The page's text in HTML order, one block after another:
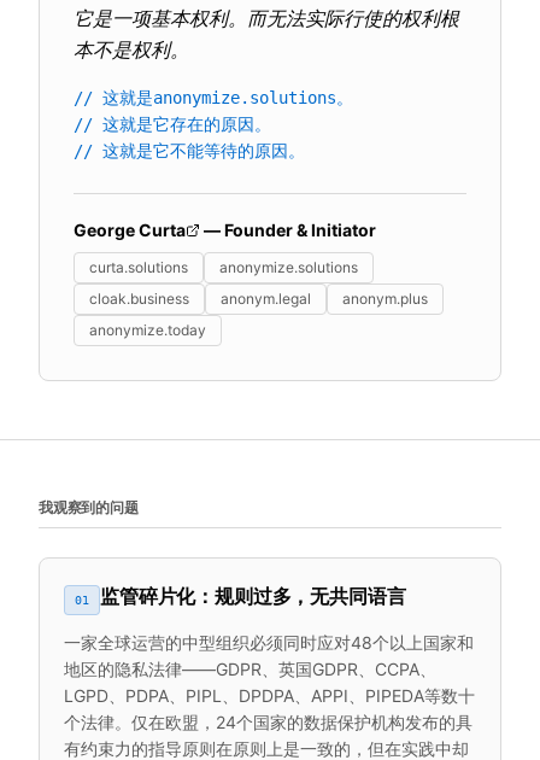
它是一项基本权利。而无法实际行使的权利根
本不是权利。
// 这就是anonymize.solutions。
// 这就是它存在的原因。
// 这就是它不能等待的原因。
George Curta — Founder & Initiator
curta.solutions
anonymize.solutions
cloak.business
anonym.legal
anonym.plus
anonymize.today
我观察到的问题
01 监管碎片化：规则过多，无共同语言
一家全球运营的中型组织必须同时应对48个以上国家和
地区的隐私法律——GDPR、英国GDPR、CCPA、
LGPD、PDPA、PIPL、DPDPA、APPI、PIPEDA等数十
个法律。仅在欧盟，24个国家的数据保护机构发布的具
有约束力的指导原则在原则上是一致的，但在实践中却